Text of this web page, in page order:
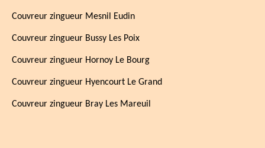
Couvreur zingueur Mesnil Eudin
Couvreur zingueur Bussy Les Poix
Couvreur zingueur Hornoy Le Bourg
Couvreur zingueur Hyencourt Le Grand
Couvreur zingueur Bray Les Mareuil